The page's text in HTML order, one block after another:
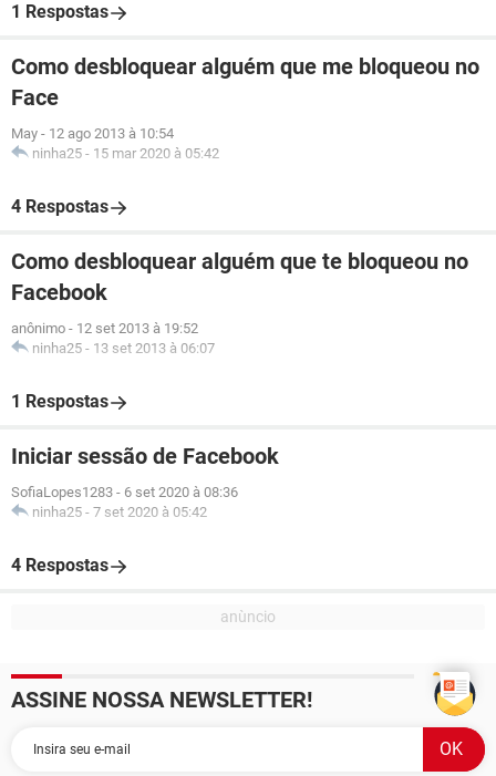
1 Respostas
Como desbloquear alguém que me bloqueou no
Face
May - 12 ago 2013 à 10:54
ninha25 - 15 mar 2020 à 05:42
4 Respostas
Como desbloquear alguém que te bloqueou no
Facebook
anônimo - 12 set 2013 à 19:52
ninha25 - 13 set 2013 à 06:07
1 Respostas
Iniciar sessão de Facebook
SofiaLopes1283 - 6 set 2020 à 08:36
ninha25 - 7 set 2020 à 05:42
4 Respostas
ASSINE NOSSA NEWSLETTER!